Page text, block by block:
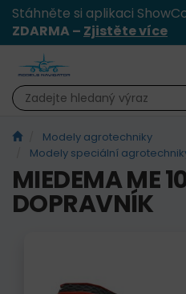
Stáhněte si aplikaci
ZDARMA – Zjistěte více
Modely agrotechniky
Modely speciální
MIEDEMA ME
DOPRAVNÍK